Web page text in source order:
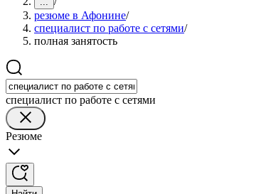
резюме в Афонине/
специалист по работе с сетями/
полная занятость
специалист по работе с сетями
Резюме